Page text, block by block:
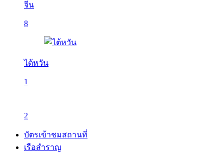
จีน
8
ไต้หวัน
1
2
บัตรเข้าชมสถานที่
เรือสำราญ